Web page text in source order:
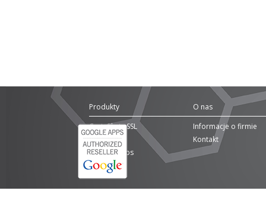
Produkty
Certyfikaty SSL
Domeny
Google Apps
O nas
Informacje o firmie
Kontakt